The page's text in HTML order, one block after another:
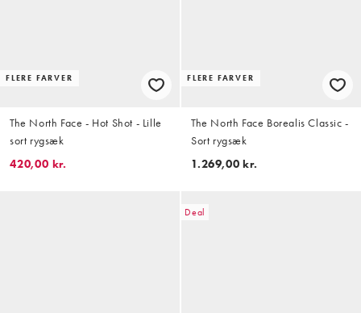
FLERE FARVER
The North Face - Hot Shot - Lille
sort rygsæk
420,00 kr.
FLERE FARVER
The North Face Borealis Classic -
Sort rygsæk
1.269,00 kr.
Deal